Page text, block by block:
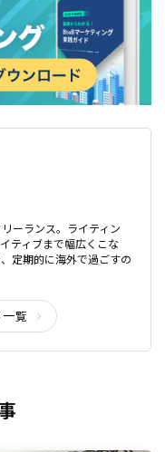
ーランス。ライティン
ティブまで幅広くこな
定期的に海外で過ごすの
覧